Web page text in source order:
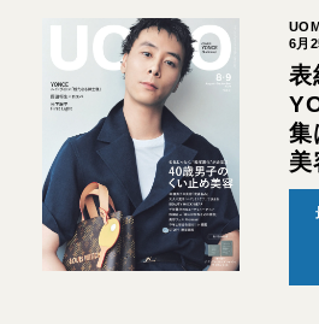
6月
表
集
美